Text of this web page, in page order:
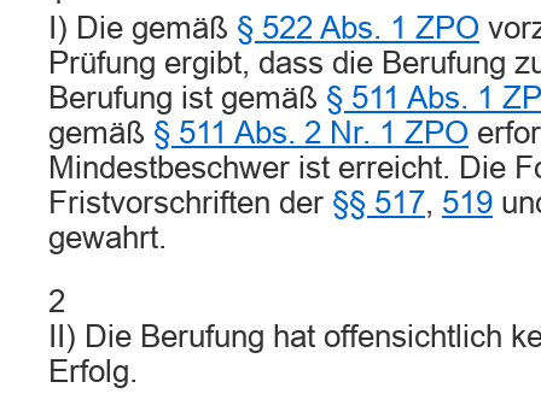
I) Die gemäß § 522 Abs. 1 ZPO
Prüfung ergibt, dass die Berufung
Berufung ist gemäß § 511 Abs. 1
gemäß § 511 Abs. 2 Nr. 1 ZPO
Mindestbeschwer ist erreicht. Die
Fristvorschriften der §§ 517, 519
gewahrt.
2
II) Die Berufung hat offensichtlich
Erfolg.